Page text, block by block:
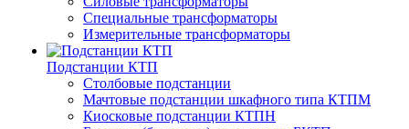
Специальные трансформаторы
Измерительные трансформаторы
Подстанции КТП
Столбовые подстанции
Мачтовые подстанции шкафного типа КТПМ
Киосковые подстанции КТПН